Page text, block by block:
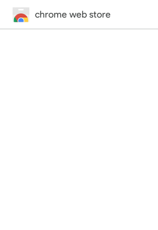
chrome web store